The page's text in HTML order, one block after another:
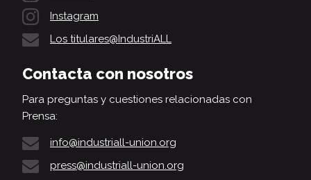
Instagram
Los titulares@IndustriALL
Contacta con nosotros
Para preguntas y cuestiones relacionadas con
Prensa:
info@industriall-union.org
press@industriall-union.org